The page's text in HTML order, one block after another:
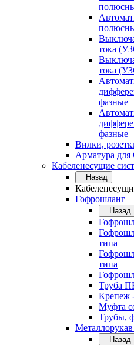
тока
тока
фазные
фазные
Вилки,
Арматура
Кабеленесущие
Назад
Гофрошланг
Назад
типа
типа
Труба
Крепеж
Муфта
Трубы,
Металлорукав
Назад